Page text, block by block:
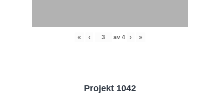
« ‹ av 4 › »
Projekt 1042